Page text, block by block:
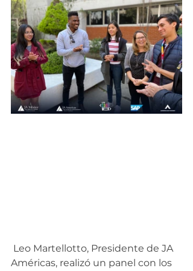
Américas, realizó un panel con los